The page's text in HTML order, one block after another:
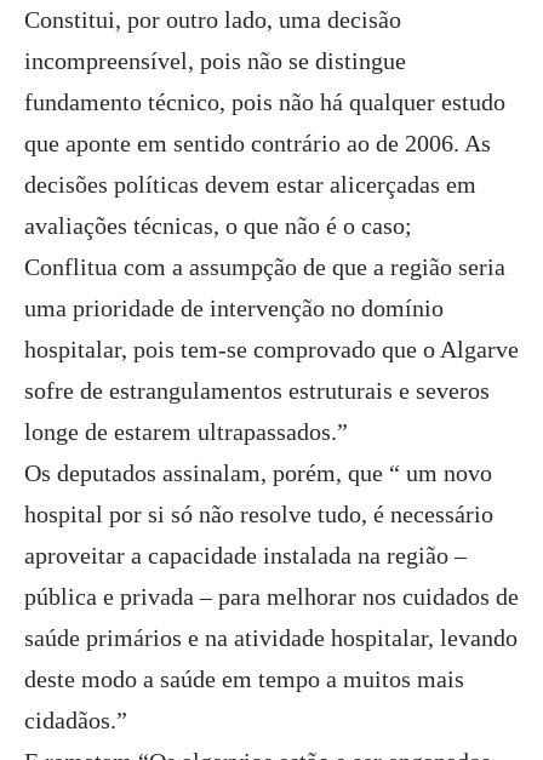
Constitui, por outro lado, uma decisão
incompreensível, pois não se distingue
fundamento técnico, pois não há qualquer estudo
que aponte em sentido contrário ao de 2006. As
decisões políticas devem estar alicerçadas em
avaliações técnicas, o que não é o caso;
Conflitua com a assumpção de que a região seria
uma prioridade de intervenção no domínio
hospitalar, pois tem-se comprovado que o Algarve
sofre de estrangulamentos estruturais e severos
longe de estarem ultrapassados.”
Os deputados assinalam, porém, que “ um novo
hospital por si só não resolve tudo, é necessário
aproveitar a capacidade instalada na região –
pública e privada – para melhorar nos cuidados de
saúde primários e na atividade hospitalar, levando
deste modo a saúde em tempo a muitos mais
cidadãos.”